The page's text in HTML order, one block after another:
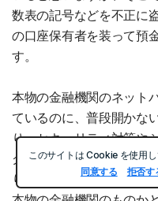
数表の記号などを不正に
の口座保有者を装って預
す。
本物の金融機関のネット
ているのに、普段開かな
り、セキュリティ対策や
グイン情報を入力させる
ります。こうした画面が
このサイトは Cookie を使用
同意する
拒否す